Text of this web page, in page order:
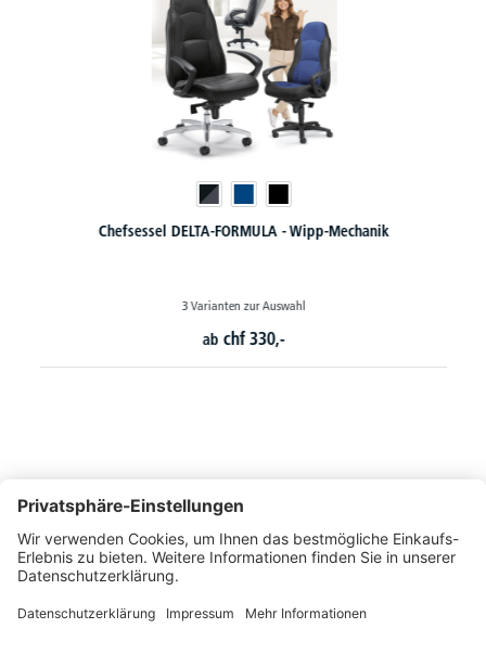
Chefsessel DELTA-FORMULA - Wipp-Mechanik
3 Varianten zur Auswahl
ab chf 330,-
Montags bis Freitags von 08:30 - 17:00 Uhr
+41 44 240 / 11 55
+41 44 240 / 11 57
info@office-trade.ch